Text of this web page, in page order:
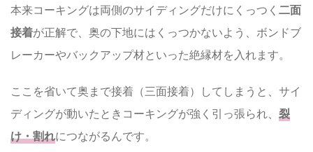
本来コーキングは両側のサイディングだけにくっつく 二面
接着が正解で、奥の下地にはくっつかないよう、ボンドブ
レーカーやバックアップ材といった絶縁材を入れます。
ここを省いて奥まで接着（三面接着）してしまうと、サイ
ディングが動いたときコーキングが強く引っ張られ、 裂
け・割れにつながるんです。